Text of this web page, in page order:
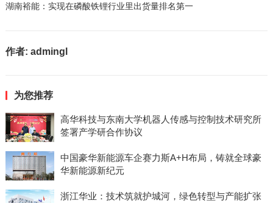
湖南裕能：实现在磷酸铁锂行业里出货量排名第一
作者: admingl
为您推荐
高华科技与东南大学机器人传感与控制技术研究所
签署产学研合作协议
中国豪华新能源车企赛力斯A+H布局，铸就全球豪
华新能源新纪元
浙江华业：技术筑就护城河，绿色转型与产能扩张